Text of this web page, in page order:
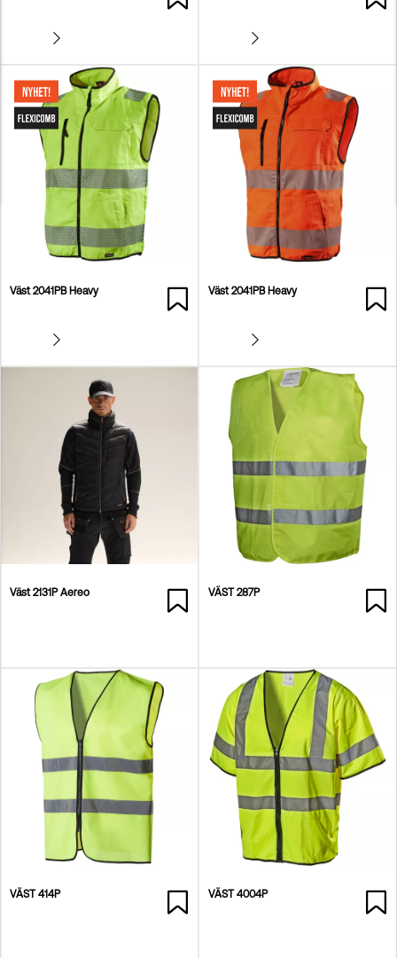
Väst 2041PB Heavy Väst 2041PB Heavy
Väst 2131P Aereo VÄST 287P
VÄST 414P VÄST 4004P